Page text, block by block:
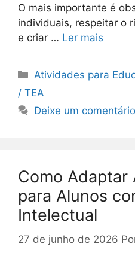
O mais importante é
individuais, respeitar o
e criar … Ler mais
Categorias
Atividades para
/ TEA
Deixe um comentário
Como Adaptar
para Alunos
Intelectual
27 de junho de 2026